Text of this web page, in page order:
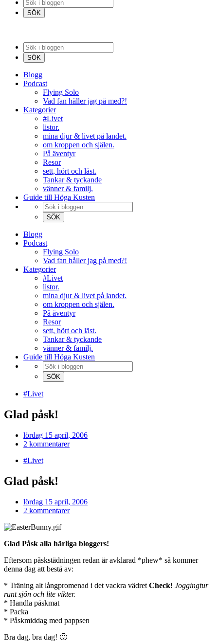
Blogg
Podcast
Flying Solo
Vad fan håller jag på med?!
Kategorier
#Livet
listor.
mina djur & livet på landet.
om kroppen och själen.
På äventyr
Resor
sett, hört och läst.
Tankar & tyckande
vänner & familj.
Guide till Höga Kusten
Blogg
Podcast
Flying Solo
Vad fan håller jag på med?!
Kategorier
#Livet
listor.
mina djur & livet på landet.
om kroppen och själen.
På äventyr
Resor
sett, hört och läst.
Tankar & tyckande
vänner & familj.
Guide till Höga Kusten
#Livet
Glad påsk!
lördag 15 april, 2006
2 kommentarer
#Livet
Glad påsk!
lördag 15 april, 2006
2 kommentarer
Glad Påsk alla härliga bloggers!
Eftersom påskstädningen redan är avklarad *phew* så kommer
denna dag att bestå av:
* Träning alt långpromenad i det vackra vädret Check! Joggingtur
runt sjön och lite vikter.
* Handla påskmat
* Packa
* Påskmiddag med pappsen
Bra dag, bra dag! 🙂